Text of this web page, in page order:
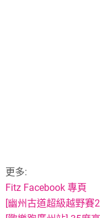
更多:
Fitz Facebook 專頁
[幽州古道超級越野賽